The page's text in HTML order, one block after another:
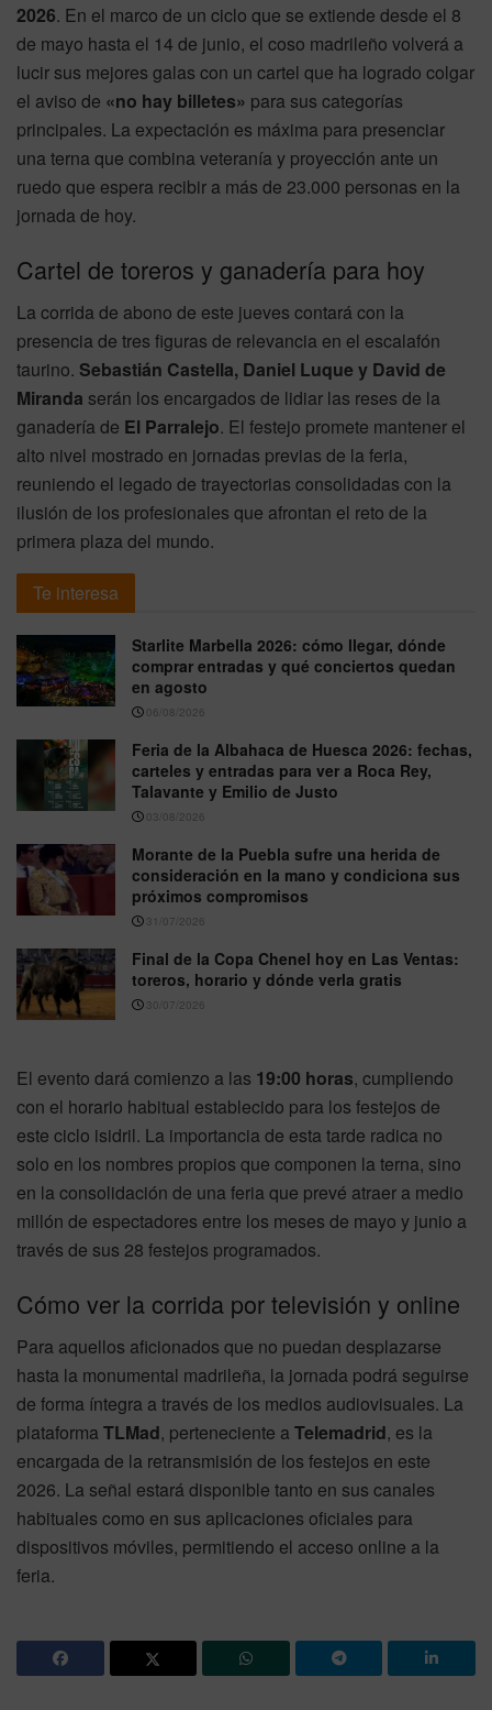
2026. En el marco de un ciclo que se extiende desde el 8
de mayo hasta el 14 de junio, el coso madrileño volverá a
lucir sus mejores galas con un cartel que ha logrado colgar
el aviso de «no hay billetes» para sus categorías
principales. La expectación es máxima para presenciar
una terna que combina veteranía y proyección ante un
ruedo que espera recibir a más de 23.000 personas en la
jornada de hoy.
Cartel de toreros y ganadería para hoy
La corrida de abono de este jueves contará con la
presencia de tres figuras de relevancia en el escalafón
taurino. Sebastián Castella, Daniel Luque y David de
Miranda serán los encargados de lidiar las reses de la
ganadería de El Parralejo. El festejo promete mantener el
alto nivel mostrado en jornadas previas de la feria,
reuniendo el legado de trayectorias consolidadas con la
ilusión de los profesionales que afrontan el reto de la
primera plaza del mundo.
Te interesa
Starlite Marbella 2026: cómo llegar, dónde
comprar entradas y qué conciertos quedan
en agosto
06/08/2026
Feria de la Albahaca de Huesca 2026: fechas,
carteles y entradas para ver a Roca Rey,
Talavante y Emilio de Justo
03/08/2026
Morante de la Puebla sufre una herida de
consideración en la mano y condiciona sus
próximos compromisos
31/07/2026
Final de la Copa Chenel hoy en Las Ventas:
toreros, horario y dónde verla gratis
30/07/2026
El evento dará comienzo a las 19:00 horas, cumpliendo
con el horario habitual establecido para los festejos de
este ciclo isidril. La importancia de esta tarde radica no
solo en los nombres propios que componen la terna, sino
en la consolidación de una feria que prevé atraer a medio
millón de espectadores entre los meses de mayo y junio a
través de sus 28 festejos programados.
Cómo ver la corrida por televisión y online
Para aquellos aficionados que no puedan desplazarse
hasta la monumental madrileña, la jornada podrá seguirse
de forma íntegra a través de los medios audiovisuales. La
plataformaTLMad, perteneciente aTelemadrid, es la
encargada de la retransmisión de los festejos en este
2026. La señal estará disponible tanto en sus canales
habituales como en sus aplicaciones oficiales para
dispositivos móviles, permitiendo el acceso online a la
feria.